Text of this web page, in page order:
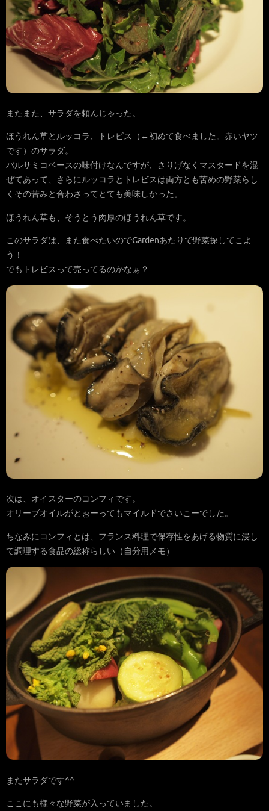
またまた、サラダを頼んじゃった。
ほうれん草とルッコラ、トレビス（←初めて食べました。赤いヤツ
です）のサラダ。
バルサミコベースの味付けなんですが、さりげなくマスタードを混
ぜてあって、さらにルッコラとトレビスは両方とも苦めの野菜らし
くその苦みと合わさってとても美味しかった。
ほうれん草も、そうとう肉厚のほうれん草です。
このサラダは、また食べたいのでGardenあたりで野菜探してこよ
う！
でもトレビスって売ってるのかなぁ？
次は、オイスターのコンフィです。
オリーブオイルがとぉーってもマイルドでさいこーでした。
ちなみにコンフィとは、フランス料理で保存性をあげる物質に浸し
て調理する食品の総称らしい（自分用メモ）
またサラダです^^
ここにも様々な野菜が入っていました。